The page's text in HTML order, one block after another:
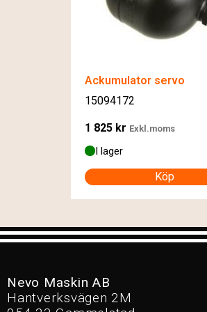
Ackumulator servo
15094172
1 825 kr Exkl.moms
I lager
Köp
Nevo Maskin AB
Hantverksvägen 2M